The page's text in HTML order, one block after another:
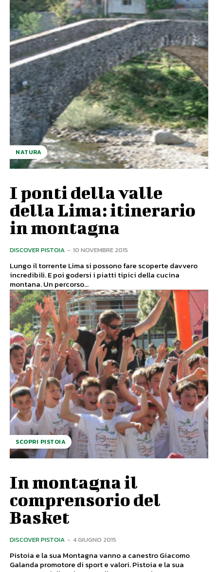
NATURA
I ponti della valle
della Lima: itinerario
in montagna
DISCOVER PISTOIA - 10 NOVEMBRE 2015
Lungo il torrente Lima si possono fare scoperte davvero
incredibili. E poi godersi i piatti tipici della cucina
montana. Un percorso...
SCOPRI PISTOIA
In montagna il
comprensorio del
Basket
DISCOVER PISTOIA - 4 GIUGNO 2015
Pistoia e la sua Montagna vanno a canestro Giacomo
Galanda promotore di sport e valori. Pistoia e la sua